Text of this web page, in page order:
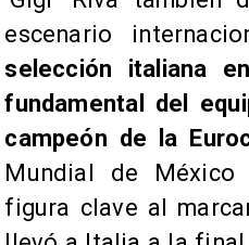
escenario
selección italiana
fundamental del
campeón de la
Mundial de
figura clave al